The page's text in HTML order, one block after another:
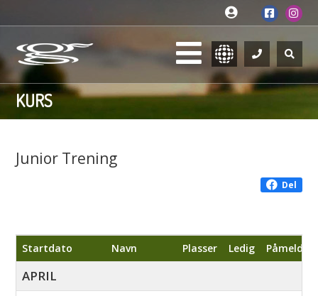
KURS
Junior Trening
Del
Startdato Navn Plasser Ledig
APRIL